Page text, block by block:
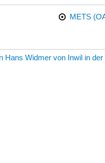
METS
Hans Widmer von Inwil in